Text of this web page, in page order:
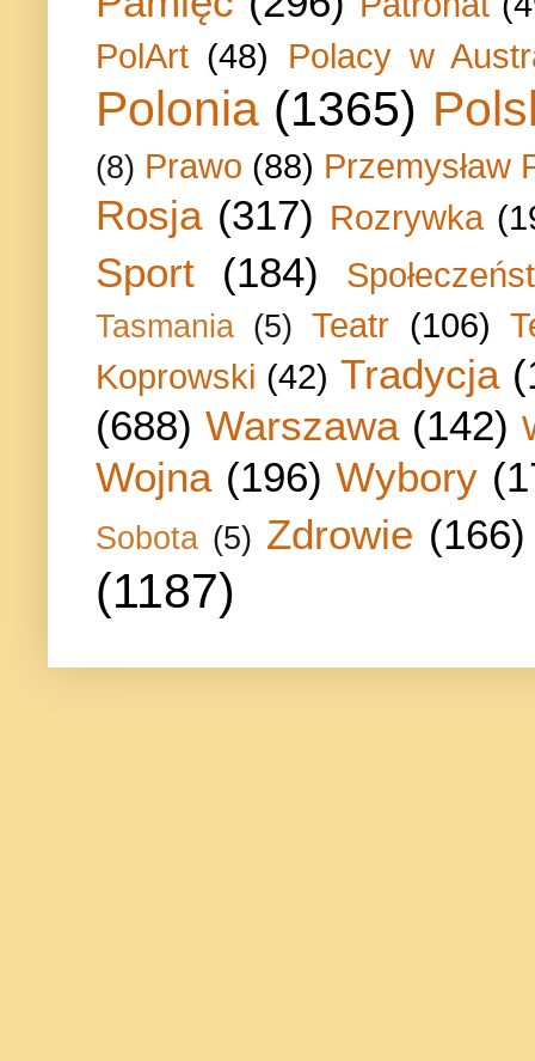
PolArt (48) Polacy w
Polonia (1365)
(8) Prawo (88) Przemysław
Rosja (317) Rozrywka
Sport (184)
Tasmania (5) Teatr (106)
Koprowski (42) Tradycja
(688) Warszawa (142)
Wojna (196) Wybory
Sobota (5) Zdrowie (166)
(1187)